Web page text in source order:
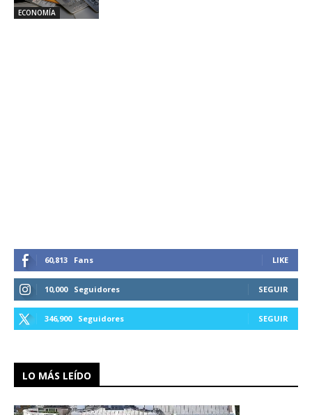
ECONOMÍA
60,813 Fans LIKE
10,000 Seguidores SEGUIR
346,900 Seguidores SEGUIR
LO MÁS LEÍDO